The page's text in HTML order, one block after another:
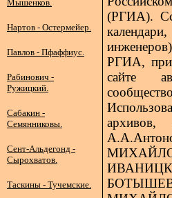
Мышенков.
Нартов - Остермейер.
Павлов - Пфаффиус.
Рабинович -
Ружицкий.
Сабакин -
Семянниковы.
Сент-Альдегонд -
Сырохватов.
Таскины - Тучемские.
(РГИА).
РГИА,
сайте
архивов,